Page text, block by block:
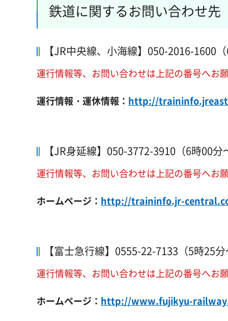
鉄道に関するお問い合わせ先
【JR中央線、小海線】050-2016-1600
運行情報等、お問い合わせは上記の番号へお
運行情報・運休情報： http://
【JR身延線】050-3772-3910（6時00
運行情報等、お問い合わせは上記の番号へお
ホームページ： http://traininfo.jr-
【富士急行線】0555-22-7133（5時25
運行情報等、お問い合わせは上記の番号へお
ホームページ： http://www.fujikyu-